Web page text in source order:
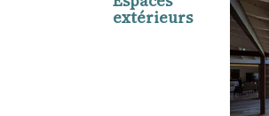
extérieurs